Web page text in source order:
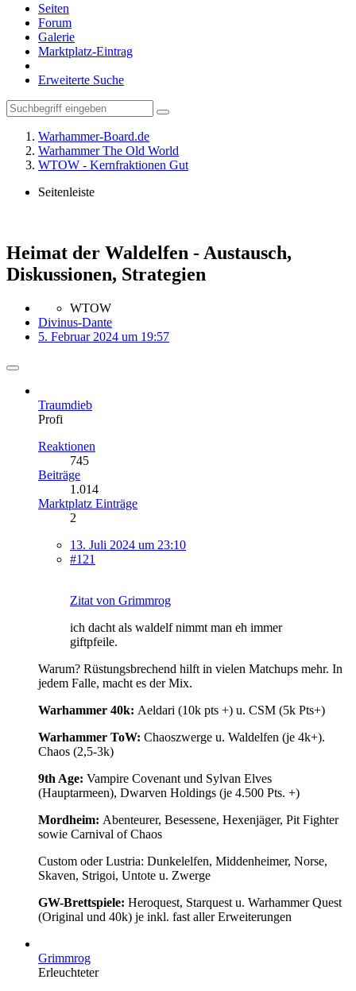
Seiten
Forum
Galerie
Marktplatz-Eintrag
Erweiterte Suche
Warhammer-Board.de
Warhammer The Old World
WTOW - Kernfraktionen Gut
Seitenleiste
Heimat der Waldelfen - Austausch,
Diskussionen, Strategien
WTOW
Divinus-Dante
5. Februar 2024 um 19:57
Traumdieb
Profi
Reaktionen
745
Beiträge
1.014
Marktplatz Einträge
2
13. Juli 2024 um 23:10
#121
Zitat von Grimmrog
ich dacht als waldelf nimmt man eh immer
giftpfeile.
Warum? Rüstungsbrechend hilft in vielen Matchups mehr. In
jedem Falle, macht es der Mix.
Warhammer 40k: Aeldari (10k pts +) u. CSM (5k Pts+)
Warhammer ToW: Chaoszwerge u. Waldelfen (je 4k+).
Chaos (2,5-3k)
9th Age: Vampire Covenant und Sylvan Elves
(Hauptarmeen), Dwarven Holdings (je 4.500 Pts. +)
Mordheim: Abenteurer, Besessene, Hexenjäger, Pit Fighter
sowie Carnival of Chaos
Custom oder Lustria: Dunkelelfen, Middenheimer, Norse,
Skaven, Strigoi, Untote u. Zwerge
GW-Brettspiele: Heroquest, Starquest u. Warhammer Quest
(Original und 40k) je inkl. fast aller Erweiterungen
Grimmrog
Erleuchteter